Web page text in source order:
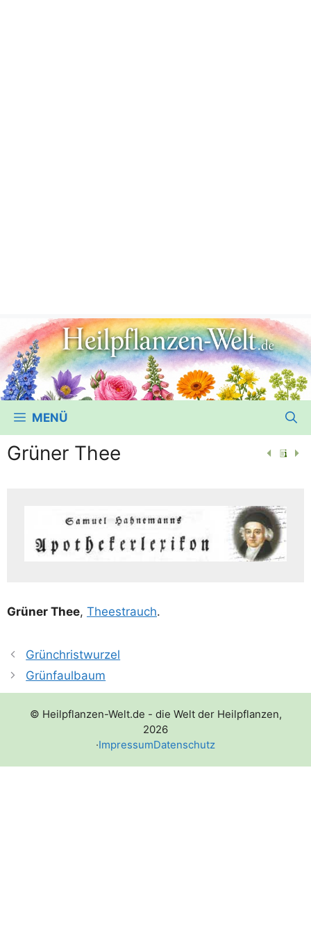
MENÜ
Grüner Thee
Grü­ner Thee, Theestrauch.
Grünchristwurzel
Grünfaulbaum
© Heilpflanzen-Welt.de - die Welt der Heilpflanzen,
2026
·ImpressumDatenschutz